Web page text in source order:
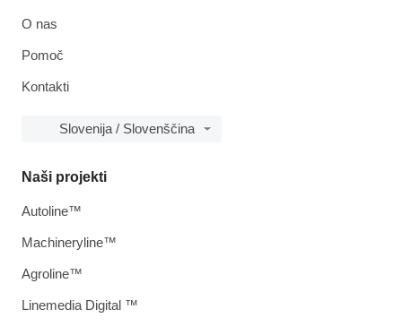
O nas
Pomoč
Kontakti
Slovenija / Slovenščina
Naši projekti
Autoline™
Machineryline™
Agroline™
Linemedia Digital ™